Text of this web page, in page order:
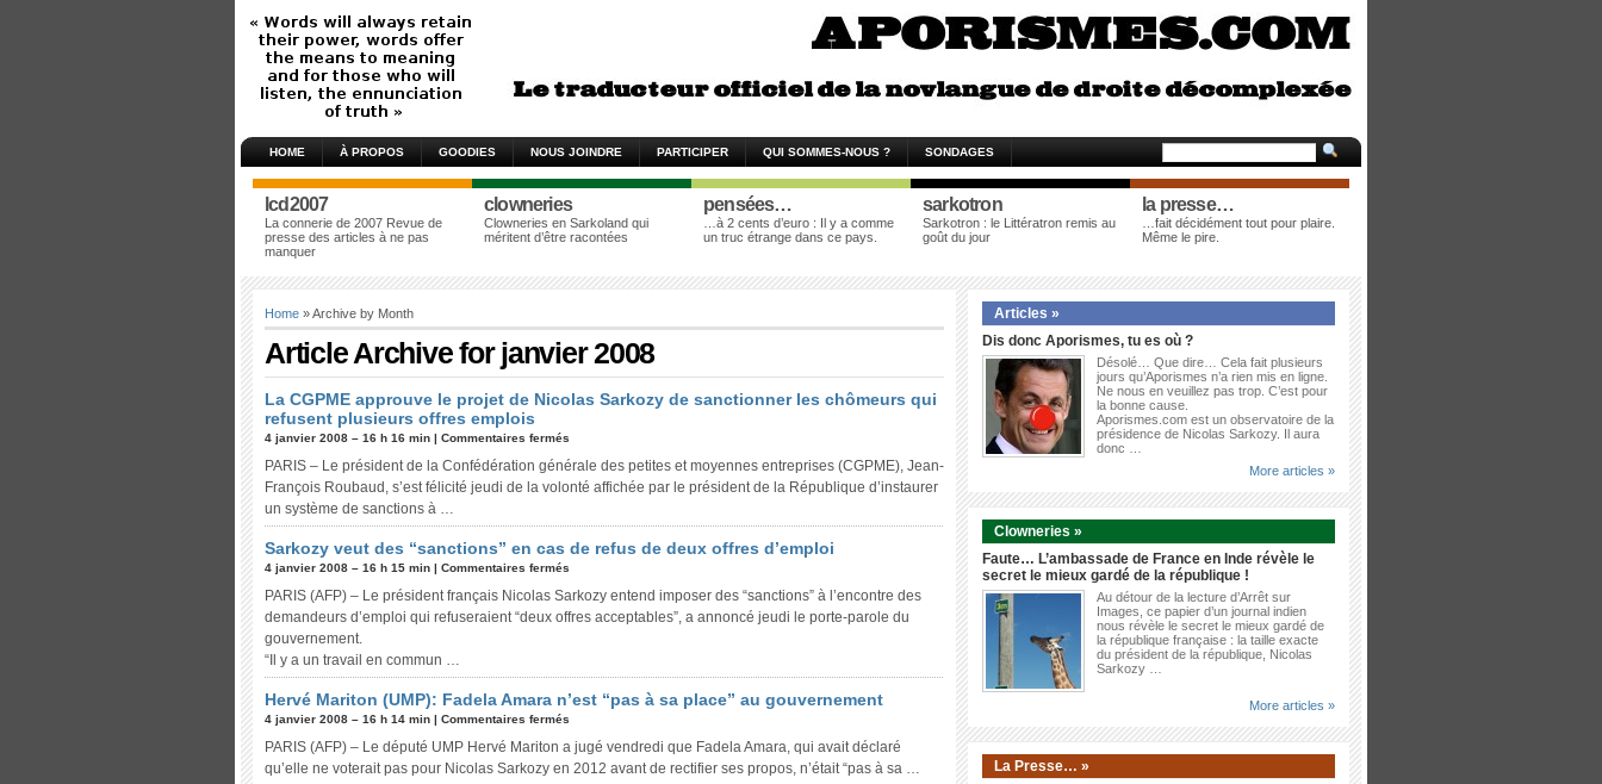
HOME À PROPOS GOODIES NOUS JOINDRE PARTICIPER QUI SOMMES-NOUS ? SONDAGES
lcd2007
La connerie de 2007 Revue de
presse des articles à ne pas
manquer
clowneries
Clowneries en Sarkoland qui
méritent d’être racontées
pensées…
…à 2 cents d’euro : Il y a comme
un truc étrange dans ce pays.
sarkotron
Sarkotron : le Littératron remis au
goût du jour
la presse…
…fait décidément tout pour plaire.
Même le pire.
Home » Archive by Month
Article Archive for janvier 2008
La CGPME approuve le projet de Nicolas Sarkozy de sanctionner les chômeurs qui
refusent plusieurs offres emplois
4 janvier 2008 – 16 h 16 min | Commentaires fermés
PARIS – Le président de la Confédération générale des petites et moyennes entreprises (CGPME), Jean-
François Roubaud, s’est félicité jeudi de la volonté affichée par le président de la République d’instaurer
un système de sanctions à …
Sarkozy veut des “sanctions” en cas de refus de deux offres d’emploi
4 janvier 2008 – 16 h 15 min | Commentaires fermés
PARIS (AFP) – Le président français Nicolas Sarkozy entend imposer des “sanctions” à l’encontre des
demandeurs d’emploi qui refuseraient “deux offres acceptables”, a annoncé jeudi le porte-parole du
gouvernement.
“Il y a un travail en commun …
Hervé Mariton (UMP): Fadela Amara n’est “pas à sa place” au gouvernement
4 janvier 2008 – 16 h 14 min | Commentaires fermés
PARIS (AFP) – Le député UMP Hervé Mariton a jugé vendredi que Fadela Amara, qui avait déclaré
qu’elle ne voterait pas pour Nicolas Sarkozy en 2012 avant de rectifier ses propos, n’était “pas à sa …
Articles »
Dis donc Aporismes, tu es où ?
Désolé… Que dire… Cela fait plusieurs
jours qu’Aporismes n’a rien mis en ligne.
Ne nous en veuillez pas trop. C’est pour
la bonne cause.
Aporismes.com est un observatoire de la
présidence de Nicolas Sarkozy. Il aura
donc …
More articles »
Clowneries »
Faute… L’ambassade de France en Inde révèle le
secret le mieux gardé de la république !
Au détour de la lecture d’Arrêt sur
Images, ce papier d’un journal indien
nous révèle le secret le mieux gardé de
la république française : la taille exacte
du président de la république, Nicolas
Sarkozy …
More articles »
La Presse… »